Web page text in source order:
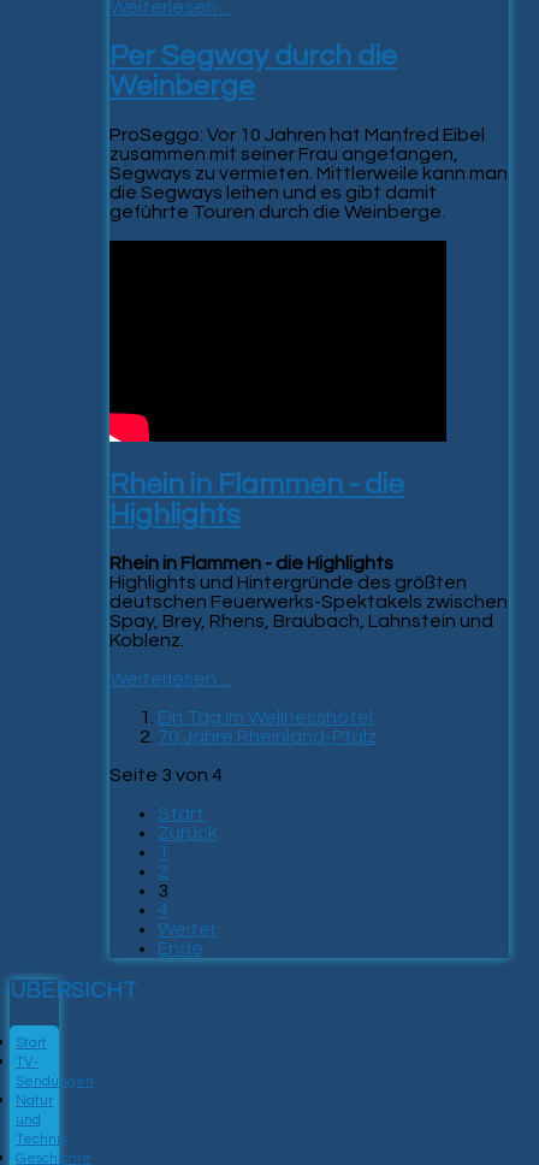
Weiterlesen ...
Per Segway durch die
Weinberge
ProSeggo: Vor 10 Jahren hat Manfred Eibel
zusammen mit seiner Frau angefangen,
Segways zu vermieten. Mittlerweile kann man
die Segways leihen und es gibt damit
geführte Touren durch die Weinberge.
Rhein in Flammen - die
Highlights
Rhein in Flammen - die Highlights
Highlights und Hintergründe des größten
deutschen Feuerwerks-Spektakels zwischen
Spay, Brey, Rhens, Braubach, Lahnstein und
Koblenz.
Weiterlesen ...
Ein Tag im Wellnesshotel
70 Jahre Rheinland-Pfalz
Seite 3 von 4
Start
Zurück
1
2
3
4
Weiter
Ende
ÜBERSICHT
Start
TV-
Sendungen
Natur
und
Technik
Geschichte